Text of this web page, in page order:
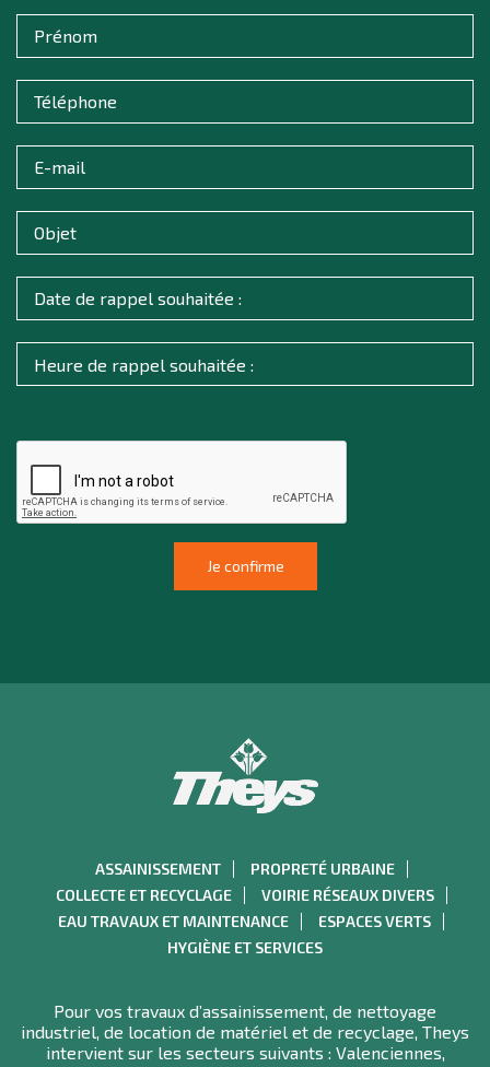
ASSAINISSEMENT
PROPRETÉ URBAINE
COLLECTE ET RECYCLAGE
VOIRIE RÉSEAUX DIVERS
EAU TRAVAUX ET MAINTENANCE
ESPACES VERTS
HYGIÈNE ET SERVICES
Pour vos travaux d’assainissement, de nettoyage
industriel, de location de matériel et de recyclage, Theys
intervient sur les secteurs suivants : Valenciennes,